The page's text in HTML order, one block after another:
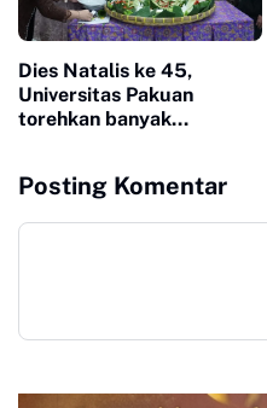
Dies Natalis ke 45,
Universitas Pakuan
torehkan banyak
Posting Komentar